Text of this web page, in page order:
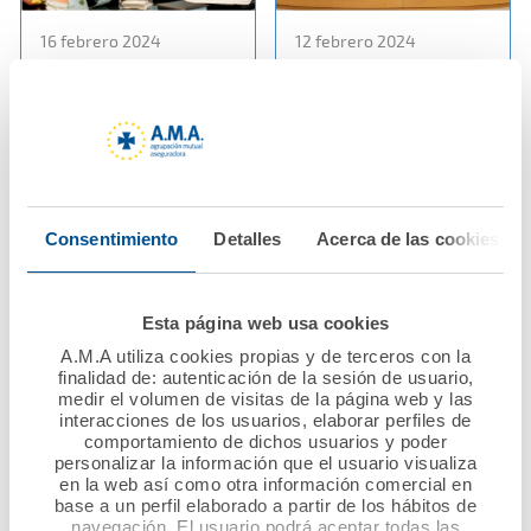
Consentimiento Detalles Acerca de las cookies
Esta página web usa cookies
A.M.A utiliza cookies propias y de terceros con la
finalidad de: autenticación de la sesión de usuario,
medir el volumen de visitas de la página web y las
interacciones de los usuarios, elaborar perfiles de
comportamiento de dichos usuarios y poder
personalizar la información que el usuario visualiza
en la web así como otra información comercial en
base a un perfil elaborado a partir de los hábitos de
navegación. El usuario podrá aceptar todas las
16 febrero 2024
Farmacéuticos de
Castellón renuevan su
Ver noticia
12 febrero 2024
Fundación A.M.A. que
otorgan 60.000 euros
Ver noticia